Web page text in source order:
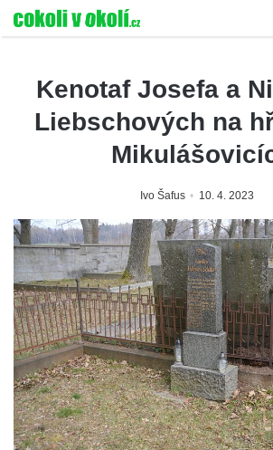
Kenotaf Josefa a
Liebschových na
Ivo Šafus 10. 4. 2023